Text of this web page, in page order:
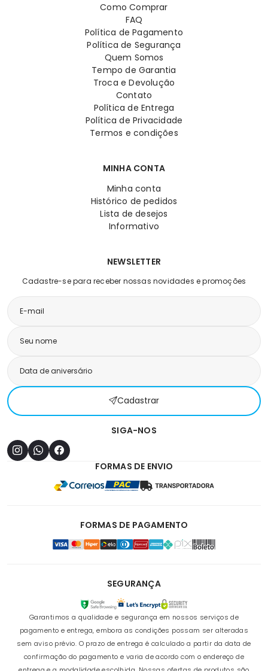
Como Comprar
FAQ
Política de Pagamento
Política de Segurança
Quem Somos
Tempo de Garantia
Troca e Devolução
Contato
Política de Entrega
Política de Privacidade
Termos e condições
MINHA CONTA
Minha conta
Histórico de pedidos
Lista de desejos
Informativo
NEWSLETTER
Cadastre-se para receber nossas novidades e promoções
Cadastrar
SIGA-NOS
FORMAS DE ENVIO
FORMAS DE PAGAMENTO
SEGURANÇA
Garantimos a qualidade e segurança em nossos serviços de
pagamento e entrega, embora as condições possam ser alteradas
sem aviso prévio. O prazo de entrega é calculado a partir da data de
confirmação do pagamento e varia de acordo com o endereço de